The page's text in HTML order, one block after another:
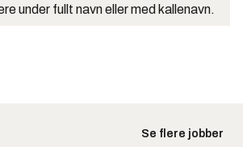
under fullt navn eller med kallenavn.
Se flere jobber